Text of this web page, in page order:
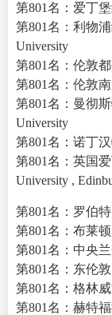
第801名：爱丁
第801名：利物
University
第801名：伦敦
第801名：伦敦
第801名：曼彻斯
University
第801名：诺丁
第801名：英国
University ,
第801名：罗伯
第801名：布莱
第801名：中央
第801名：东伦
第801名：格林
第801名：赫特